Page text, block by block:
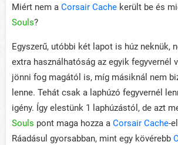
Miért nem a Corsair Cache került be és
Souls?
Egyszerű, utóbbi két lapot is húz neknük,
extra használhatóság az egyik fegyvernél
jönni fog magától is, míg másiknál nem
lenne. Tehát csak a laphúzó fegyvernél
igény. Így elestünk 1 laphúzástól, de azt
Souls pont maga hozza a Corsair Cache-
Ráadásul gyorsabban, mint egy kövérebb